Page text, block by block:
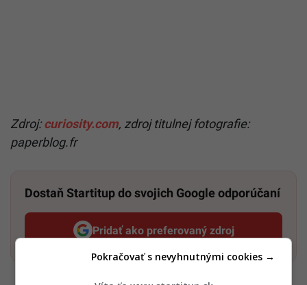
Zdroj:curiosity.com, zdroj titulnej fotografie:
paperblog.fr
Dostaň Startitup do svojich Google odporúčaní
Pridať ako preferovaný zdroj
Startitup, odkaz sa otvorí v
Pokračovať s nevyhnutnými cookies →